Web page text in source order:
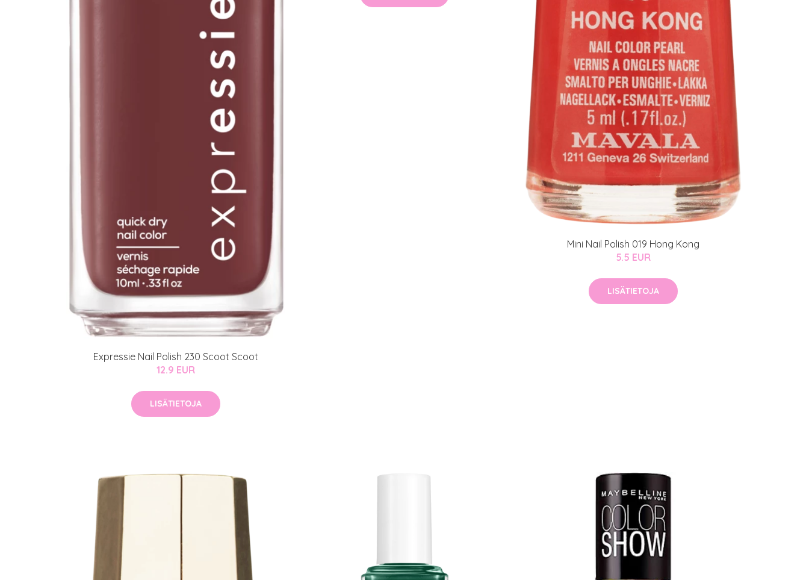
Expressie Nail Polish 230 Scoot Scoot
12.9 EUR
LISÄTIETOJA
Mini Nail Polish 019 Hong Kong
5.5 EUR
LISÄTIETOJA
Sponsoriltamme
IdealofMeD Kauppa
Kaikki IdealofMeDin tuotteet -20 %!
Varaa konsultaatio
toimenpiteestä.